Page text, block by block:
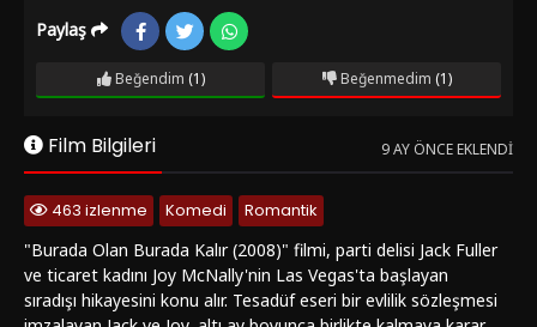
Paylaş
Beğendim (1) Beğenmedim (1)
Film Bilgileri 9 AY ÖNCE EKLENDI
463 izlenme Komedi
Romantik
"Burada Olan Burada Kalır (2008)" filmi, parti delisi Jack Fuller
ve ticaret kadını Joy McNally'nin Las Vegas'ta başlayan
sıradışı hikayesini konu alır. Tesadüf eseri bir evlilik sözleşmesi